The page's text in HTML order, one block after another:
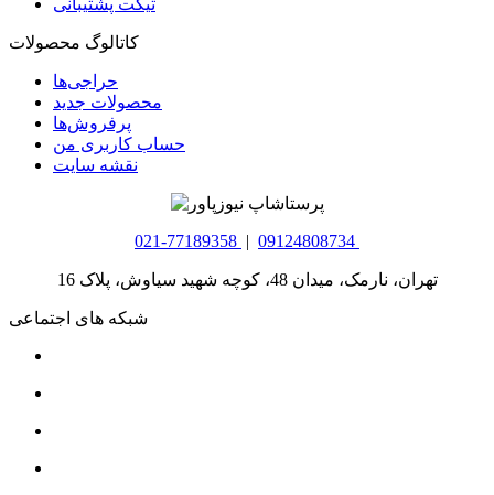
تیکت پشتیبانی
کاتالوگ محصولات
حراجی‌ها
محصولات جدید
پرفروش‌ها
حساب کاربری من
نقشه سایت
021-77189358 | 09124808734
تهران، نارمک، میدان 48، کوچه شهید سیاوش، پلاک 16
شبکه های اجتماعی